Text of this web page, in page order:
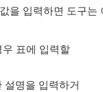
을 입력하면 도구는
표에 입력할
명을 입력하거